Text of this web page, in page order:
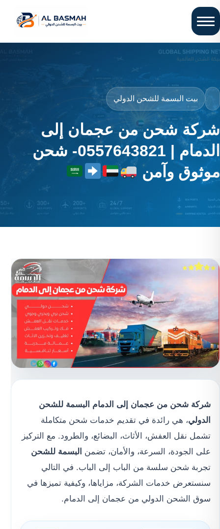
بيت البسمة للشحن الدولي
شركة شحن من عجمان إلى
الدمام | 0557643821- شحن
موثوق وآمن
شركة شحن من عجمان إلى الدمام البسمة للشحن
الدولي، هي رائدة في تقديم خدمات شحن متكاملة
تشمل نقل العفش، الأثاث، البضائع، والطرود. مع التركيز
على الجودة، السرعة، والأمان، تضمن البسمة للشحن
تجربة شحن سلسة من الباب إلى الباب. في التالي
سنستعرض خدمات الشركة، مزاياها، وكيفية تميزها في
سوق الشحن الدولي من عجمان إلى الدمام.